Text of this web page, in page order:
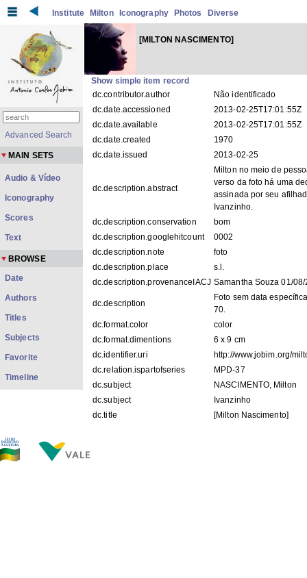
Institute Milton Iconography Photos Diverse
[MILTON NASCIMENTO]
Show simple item record
dc.contributor.author
Não identificado
dc.date.accessioned
2013-02-25T17:01:55Z
dc.date.available
2013-02-25T17:01:55Z
dc.date.created
1970
dc.date.issued
2013-02-25
dc.description.abstract
Milton no meio de
verso da foto há uma
assinada por seu
Ivanzinho.
dc.description.conservation
bom
dc.description.googlehitcount
0002
dc.description.note
foto
dc.description.place
s.l.
dc.description.provenanceIACJ Samantha Souza 01/
dc.description
Foto sem data
70.
dc.format.color
color
dc.format.dimentions
6 x 9 cm
dc.identifier.uri
http://www.jobim.org/
dc.relation.ispartofseries
MPD-37
dc.subject
NASCIMENTO, Milton
dc.subject
Ivanzinho
dc.title
[Milton Nascimento]
Advanced Search
MAIN SETS
Audio & Vídeo
Iconography
Scores
Text
BROWSE
Date
Authors
Titles
Subjects
Favorite
Timeline